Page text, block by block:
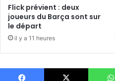
Flick prévient : deux
joueurs du Barça sont sur
le départ
il y a 11 heures